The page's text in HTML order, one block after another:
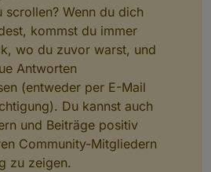
scrollen? Wenn du dich
kommst du immer
wo du zuvor warst, und
Antworten
(entweder per E-Mail
Du kannst auch
und Beiträge positiv
Community-Mitgliedern
zu zeigen.